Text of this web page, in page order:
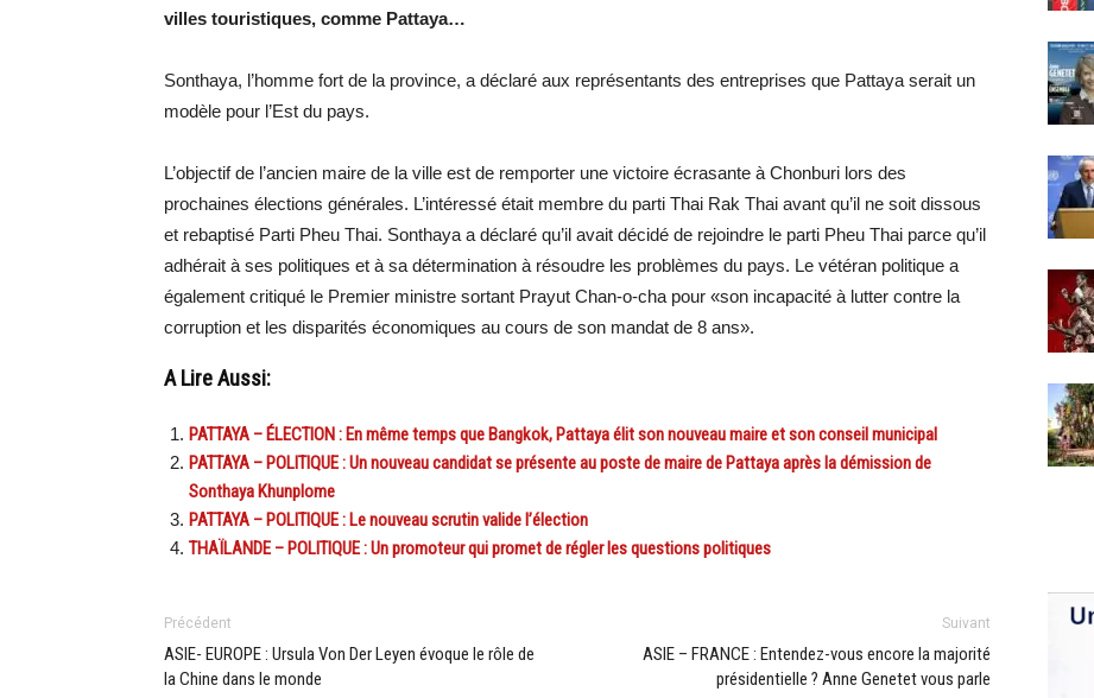
villes touristiques, comme Pattaya…
Sonthaya, l’homme fort de la province, a déclaré aux représentants des entreprises que Pattaya serait un
modèle pour l’Est du pays.
L’objectif de l’ancien maire de la ville est de remporter une victoire écrasante à Chonburi lors des
prochaines élections générales. L’intéressé était membre du parti Thai Rak Thai avant qu’il ne soit dissous
et rebaptisé Parti Pheu Thai. Sonthaya a déclaré qu’il avait décidé de rejoindre le parti Pheu Thai parce qu’il
adhérait à ses politiques et à sa détermination à résoudre les problèmes du pays. Le vétéran politique a
également critiqué le Premier ministre sortant Prayut Chan-o-cha pour «son incapacité à lutter contre la
corruption et les disparités économiques au cours de son mandat de 8 ans».
A Lire Aussi:
PATTAYA – ÉLECTION : En même temps que Bangkok, Pattaya élit son nouveau maire et son conseil municipal
PATTAYA – POLITIQUE : Un nouveau candidat se présente au poste de maire de Pattaya après la démission de
Sonthaya Khunplome
PATTAYA – POLITIQUE : Le nouveau scrutin valide l’élection
THAÏLANDE – POLITIQUE : Un promoteur qui promet de régler les questions politiques
Précédent
ASIE- EUROPE : Ursula Von Der Leyen évoque le rôle de
la Chine dans le monde
Suivant
ASIE – FRANCE : Entendez-vous encore la majorité
présidentielle ? Anne Genetet vous parle